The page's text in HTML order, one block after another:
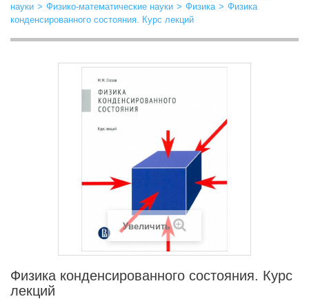
науки > Физико-математические науки > Физика > Физика
конденсированного состояния. Курс лекций
Увеличить
Физика конденсированного состояния. Курс
лекций